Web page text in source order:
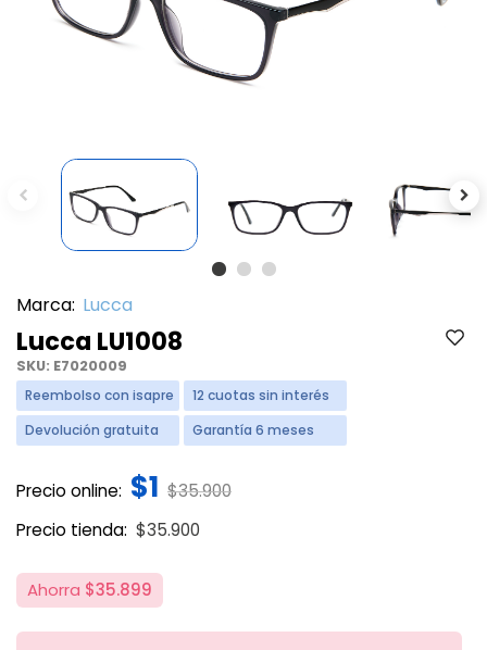
Previous
Marca: Lucca
Lucca LU1008
SKU: E7020009
Reembolso con isapre
12 cuotas sin interés
Devolución gratuita
Garantía 6 meses
Precio online: $1 Price reduced from
$35.900to
Precio tienda:
Price reduced from
$35.900
Ahorra $35.899